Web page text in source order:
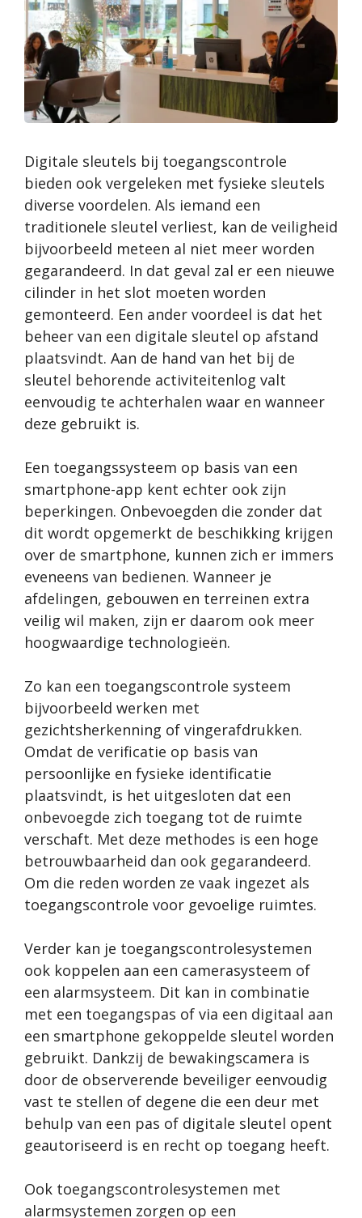
Digitale sleutels bij toegangscontrole
bieden ook vergeleken met fysieke sleutels
diverse voordelen. Als iemand een
traditionele sleutel verliest, kan de veiligheid
bijvoorbeeld meteen al niet meer worden
gegarandeerd. In dat geval zal er een nieuwe
cilinder in het slot moeten worden
gemonteerd. Een ander voordeel is dat het
beheer van een digitale sleutel op afstand
plaatsvindt. Aan de hand van het bij de
sleutel behorende activiteitenlog valt
eenvoudig te achterhalen waar en wanneer
deze gebruikt is.
Een toegangssysteem op basis van een
smartphone-app kent echter ook zijn
beperkingen. Onbevoegden die zonder dat
dit wordt opgemerkt de beschikking krijgen
over de smartphone, kunnen zich er immers
eveneens van bedienen. Wanneer je
afdelingen, gebouwen en terreinen extra
veilig wil maken, zijn er daarom ook meer
hoogwaardige technologieën.
Zo kan een toegangscontrole systeem
bijvoorbeeld werken met
gezichtsherkenning of vingerafdrukken.
Omdat de verificatie op basis van
persoonlijke en fysieke identificatie
plaatsvindt, is het uitgesloten dat een
onbevoegde zich toegang tot de ruimte
verschaft. Met deze methodes is een hoge
betrouwbaarheid dan ook gegarandeerd.
Om die reden worden ze vaak ingezet als
toegangscontrole voor gevoelige ruimtes.
Verder kan je toegangscontrolesystemen
ook koppelen aan een camerasysteem of
een alarmsysteem. Dit kan in combinatie
met een toegangspas of via een digitaal aan
een smartphone gekoppelde sleutel worden
gebruikt. Dankzij de bewakingscamera is
door de observerende beveiliger eenvoudig
vast te stellen of degene die een deur met
behulp van een pas of digitale sleutel opent
geautoriseerd is en recht op toegang heeft.
Ook toegangscontrolesystemen met
alarmsystemen zorgen op een